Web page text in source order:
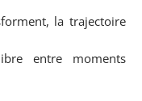
la trajectoire
entre moments